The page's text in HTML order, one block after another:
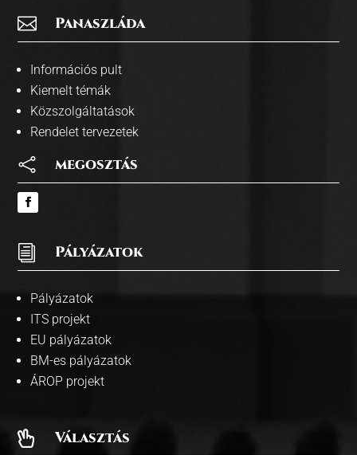
 Panaszláda
Információs pult
Kiemelt témák
Közszolgáltatások
Rendelet tervezetek
 megosztás
i Pályázatok
Pályázatok
ITS projekt
EU pályázatok
BM-es pályázatok
ÁROP projekt
 Választás